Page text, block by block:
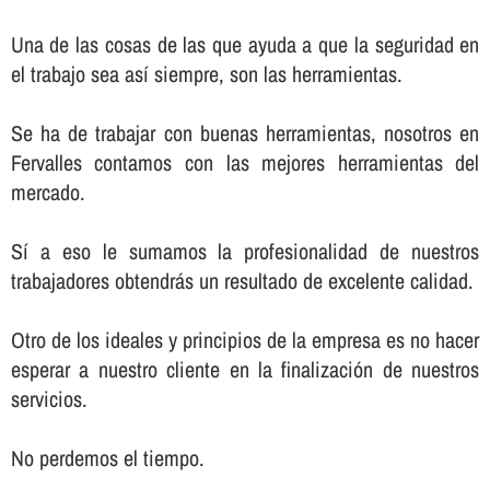
Una de las cosas de las que ayuda a que la seguridad en
el trabajo sea así­ siempre, son las herramientas.
Se ha de trabajar con buenas herramientas, nosotros en
Fervalles contamos con las mejores herramientas del
mercado.
Sí­ a eso le sumamos la profesionalidad de nuestros
trabajadores obtendrás un resultado de excelente calidad.
Otro de los ideales y principios de la empresa es no hacer
esperar a nuestro cliente en la finalización de nuestros
servicios.
No perdemos el tiempo.